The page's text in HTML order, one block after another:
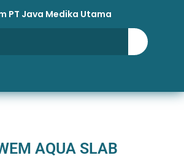
PT Java Medika Utama
AQUA SLAB